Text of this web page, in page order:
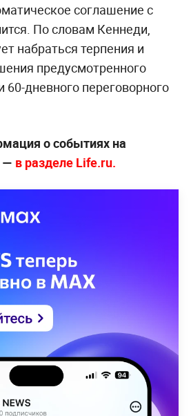
соглашение с
По словам Кеннеди,
набраться терпения и
предусмотренного
60-дневного переговорного
о событиях на
— в разделе Life.ru.